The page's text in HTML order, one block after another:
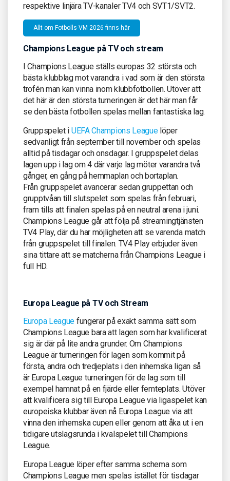
respektive linjära TV-kanaler TV4 och SVT1/SVT2.
Allt om Fotbolls-VM 2026 finns här
Champions League på TV och stream
I Champions League ställs europas 32 största och
bästa klubblag mot varandra i vad som är den största
trofén man kan vinna inom klubbfotbollen. Utöver att
det här är den största turneringen är det här man får
se den bästa fotbollen spelas mellan fantastiska lag.
Gruppspelet i UEFA Champions Leaguelöper
sedvanligt från september till november och spelas
alltid på tisdagar och onsdagar. I gruppspelet delas
lagen upp i lag om 4 där varje lag möter varandra två
gånger, en gång på hemmaplan och bortaplan.
Från gruppspelet avancerar sedan gruppettan och
grupptvåan till slutspelet som spelas från februari,
fram tills att finalen spelas på en neutral arena i juni.
Champions League går att följa på streamingtjänsten
TV4 Play, där du har möjligheten att se varenda match
från gruppspelet till finalen. TV4 Play erbjuder även
sina tittare att se matcherna från Champions League i
full HD.
Europa League på TV och Stream
Europa League fungerar på exakt samma sätt som
Champions League bara att lagen som har kvalificerat
sig är där på lite andra grunder. Om Champions
League är turneringen för lagen som kommit på
första, andra och tredjeplats i den inhemska ligan så
är Europa League turneringen för de lag som till
exempel hamnat på en fjärde eller femteplats. Utöver
att kvalificera sig till Europa League via ligaspelet kan
europeiska klubbar även nå Europa League via att
vinna den inhemska cupen eller genom att åka ut i en
tidigare utslagsrunda i kvalspelet till Champions
League.
Europa League löper efter samma schema som
Champions League men spelas istället för tisdagar